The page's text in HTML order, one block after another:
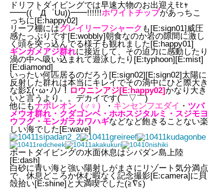
ドリフトダイビングでは早速大物のお出迎えﾓﾋｬ
━━((゜Д゜Uu))━━!!!!!!ホワイトチップがあっちこ
っちに[E:happy02]
リーフ棚にはグレイリーフシャーク も[E:sign01]威圧
感たっぷりです[E:wobbly]朝食なのか岩の隙間に激し
く頭を突っ込んでる様子も観れました[E:happy01]
ギンガメアジ群れに接近して、その迫力に感動したり
渦の中へ吸い込まれて遊泳したり[E:typhoon][E:mist]
[E:diamond]
いったい何匹居るのだろう[E:sign02][E:sign02]太陽に
反射した群れは本当にキレイでその渦中にひと際大き
な影Σ(･ω･ﾉ)ﾉ！ ロウニンアジ[E:happy02]かなり大き
いと言うより。。デカイです(￣▽￣)
他にもナポレオン（♂♀） ・ キンセンフエダイ ・ ツバ
メウオ群れ・クダゴンベ・ホホスジタルミ・スジモヨ
ウフグ・モンガラカワハギなどなど飽きることない楽
しい海でした[E:wave]
ボートダイビングの水面休息はシパダン島上陸
[E:dash]
白砂に青い海と強い陽射しがまさにリゾート気分満点
で、休息どころか休む暇なく記念撮影[E:camera]に貝
殻拾い[E:shine]と大満喫でした(≧∇≦)